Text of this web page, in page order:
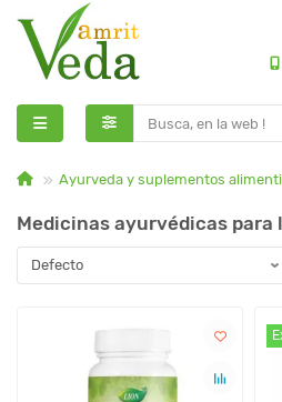
Ayurveda y suplementos
Medicinas ayurvédicas para